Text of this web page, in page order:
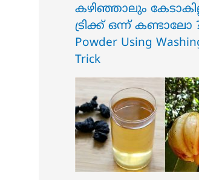
കഴിഞ്ഞാലും
ട്രിക്ക് ഒന്ന് കണ്ടാലോ
Powder Using
Trick